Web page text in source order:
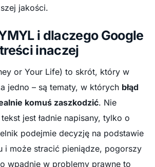
jakości.
i dlaczego Google
inaczej
or Your Life) to skrót, który w
jedno – są tematy, w których błąd
komuś zaszkodzić. Nie
jest ładnie napisany, tylko o
podejmie decyzję na podstawie
i może stracić pieniądze, pogorszy
wpadnie w problemy prawne to